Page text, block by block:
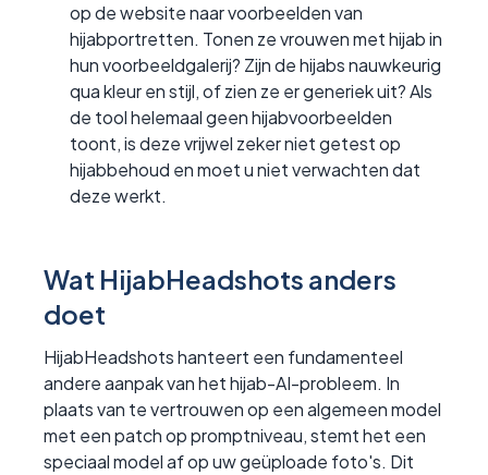
op de website naar voorbeelden van
hijabportretten. Tonen ze vrouwen met hijab in
hun voorbeeldgalerij? Zijn de hijabs nauwkeurig
qua kleur en stijl, of zien ze er generiek uit? Als
de tool helemaal geen hijabvoorbeelden
toont, is deze vrijwel zeker niet getest op
hijabbehoud en moet u niet verwachten dat
deze werkt.
Wat HijabHeadshots anders
doet
HijabHeadshots hanteert een fundamenteel
andere aanpak van het hijab-AI-probleem. In
plaats van te vertrouwen op een algemeen model
met een patch op promptniveau, stemt het een
speciaal model af op uw geüploade foto's. Dit